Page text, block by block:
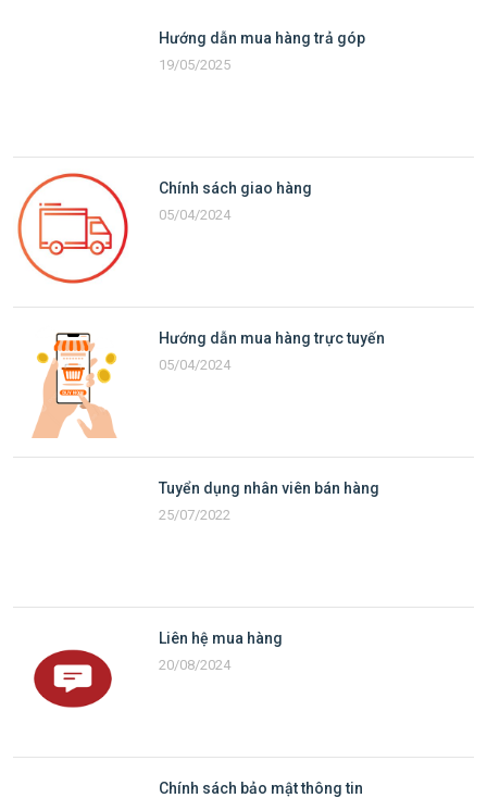
Hướng dẫn mua hàng trả góp
19/05/2025
Chính sách giao hàng
05/04/2024
Hướng dẫn mua hàng trực tuyến
05/04/2024
Tuyển dụng nhân viên bán hàng
25/07/2022
Liên hệ mua hàng
20/08/2024
Chính sách bảo mật thông tin